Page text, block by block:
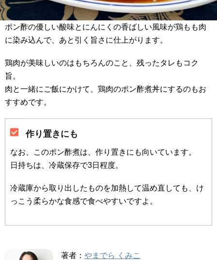
ポン酢の優しい酸味とにんにくの香ばしい風味が鶏もも肉
に染み込んで、あと引く旨さに仕上がります。
鶏肉が美味しいのはもちろんのこと、残ったタレもコク
旨。
肉と一緒にご飯にかけて、鶏肉のポン酢煮丼にするのもお
すすめです。
作り置きにも
なお、このポン酢煮は、作り置きにも向いています。
日持ちは、冷蔵保存で3日程度。
冷蔵庫から取り出したものを加熱して温め直しても、け
っこう柔らかな食感で食べやすいですよ。
著者： やまでら くみこ